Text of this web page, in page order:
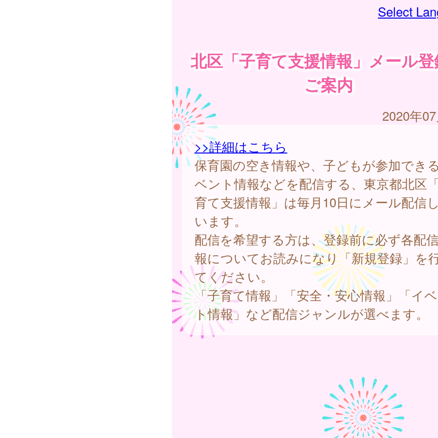
Select
北区「子育て支援情報」メール
ご案内
2020年
>>詳細はこちら
保育園の空き情報や、子どもが参加でき
ベント情報などを配信する、東京都北区
育て支援情報」は毎月10日にメール配信
います。
配信を希望する方は、登録前に必ず各配
報についてお読みになり「新規登録」を
てください。
「子育て情報」「安全・安心情報」「イ
ト情報」など配信ジャンルが選べます。